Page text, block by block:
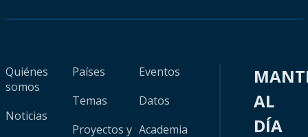
Quiénes
somos
Noticias
Países
Temas
Proyectos y
Eventos
Datos
Academia
AL
DÍA